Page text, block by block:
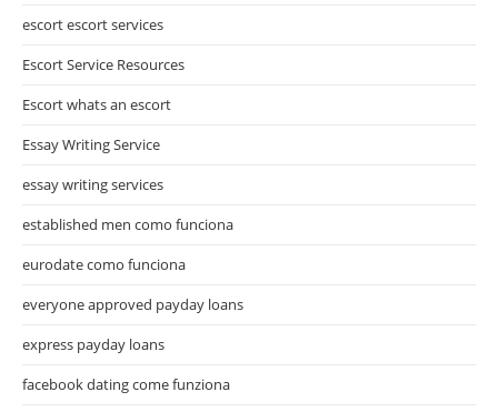
escort escort services
Escort Service Resources
Escort whats an escort
Essay Writing Service
essay writing services
established men como funciona
eurodate como funciona
everyone approved payday loans
express payday loans
facebook dating come funziona